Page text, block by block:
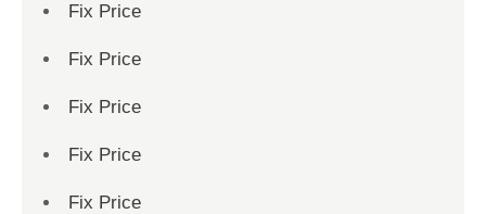
Fix Price
Fix Price
Fix Price
Fix Price
Fix Price